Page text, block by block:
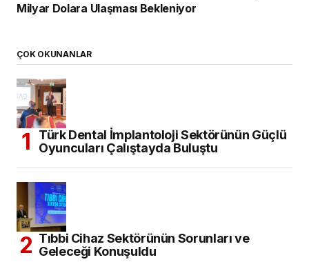
Milyar Dolara Ulaşması Bekleniyor
ÇOK OKUNANLAR
Türk Dental İmplantoloji Sektörünün Güçlü
Oyuncuları Çalıştayda Buluştu
Tıbbi Cihaz Sektörünün Sorunları ve
Geleceği Konuşuldu